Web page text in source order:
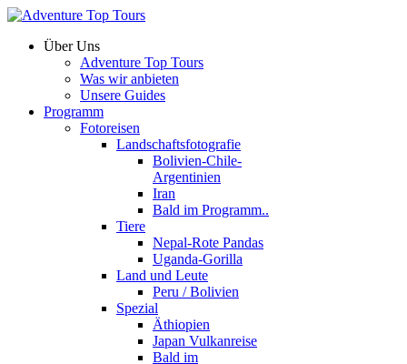
Über Uns
Adventure Top Tours
Was wir anbieten
Unsere Guides
Programm
Fotoreisen
Landschaftsfotografie
Bolivien-Chile-
Argentinien
Iran
Bald im Programm..
Tiere
Nepal-Rote Pandas
Uganda-Gorilla
Land und Leute
Peru / Bolivien
Spezial
Äthiopien
Japan Vulkanreise
Bald im